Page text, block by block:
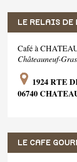
LE RELAIS DE
Café à
Châteauneuf-
1924 RTE
06740
LE CAFE